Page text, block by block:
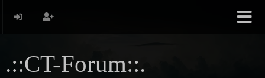
.::CT-Forum::.